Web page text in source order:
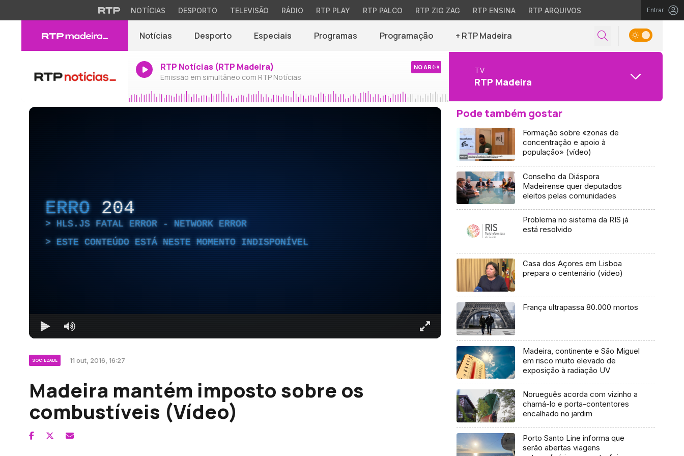
NOTÍCIAS DESPORTO TELEVISÃO RÁDIO RTP PLAY RTP PALCO RTP ZIG ZAG RTP ENSINA RTP ARQUIVOS Entrar
Notícias Desporto Especiais Programas Programação + RTP Madeira
RTP Notícias (RTP Madeira)
Emissão em simultâneo com RTP Notícias
NO AR TV
RTP Madeira
ERRO 204
HLS.JS FATAL ERROR - NETWORK ERROR
ESTE CONTEÚDO ESTÁ NESTE MOMENTO INDISPONÍVEL
SOCIEDADE 11 out, 2016, 16:27
Madeira mantém imposto sobre os
combustíveis (Vídeo)
Pode também gostar
Formação sobre «zonas de
concentração e apoio à
população» (vídeo)
Conselho da Diáspora
Madeirense quer deputados
eleitos pelas comunidades
Problema no sistema da RIS já
está resolvido
Casa dos Açores em Lisboa
prepara o centenário (vídeo)
França ultrapassa 80.000 mortos
Madeira, continente e São Miguel
em risco muito elevado de
exposição à radiação UV
Norueguês acorda com vizinho a
chamá-lo e porta-contentores
encalhado no jardim
Porto Santo Line informa que
serão abertas viagens